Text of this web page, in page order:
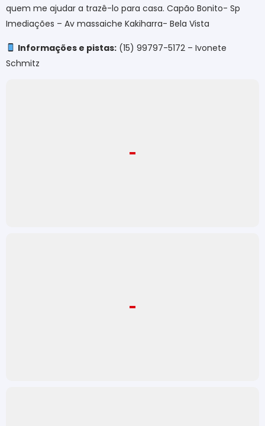
quem me ajudar a trazê-lo para casa. Capão Bonito- Sp
Imediações – Av massaiche Kakiharra- Bela Vista
Informações e pistas:(15) 99797-5172 – Ivonete
Schmitz